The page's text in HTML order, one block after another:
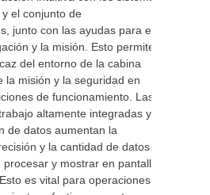
el conjunto de
junto con las ayudas para el
y la misión. Esto permite
del entorno de la cabina
la misión y la seguridad en
de funcionamiento. Las
altamente integradas y el
de datos aumentan la
y la cantidad de datos
y mostrar en pantallas
es vital para operaciones